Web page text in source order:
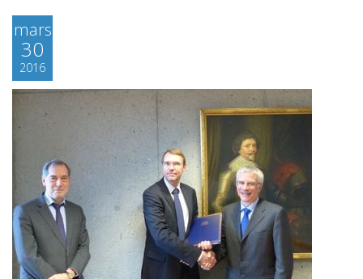
mars
30
2016